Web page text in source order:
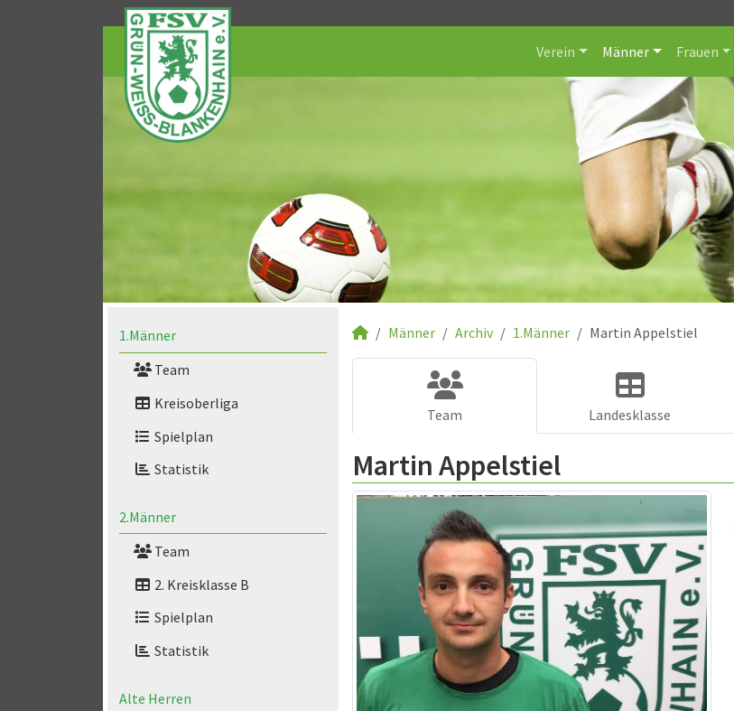
Verein Männer Frauen
1.Männer
Team
Kreisoberliga
Spielplan
Statistik
2.Männer
Team
2. Kreisklasse B
Spielplan
Statistik
Alte Herren
Männer Archiv 1.Männer Martin Appelstiel
Team Landesklasse
Martin Appelstiel